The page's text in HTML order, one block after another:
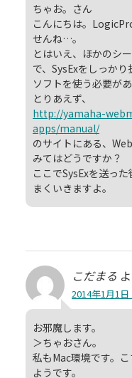
ちゃお。さん
こんにちは。
せんね…。
とはいえ、ほかのシ
で、SysExをしっかり
ソフトを使う必要が
とりあえず、
http://yamaha-
apps/manual/
のサイトにある、
みてはどうですか？
ここでSysExを送っ
まくいきますよ。
こだまる
2014年1月1日
お邪魔します。
＞ちゃおさん。
私もMac環境です。
ようです。